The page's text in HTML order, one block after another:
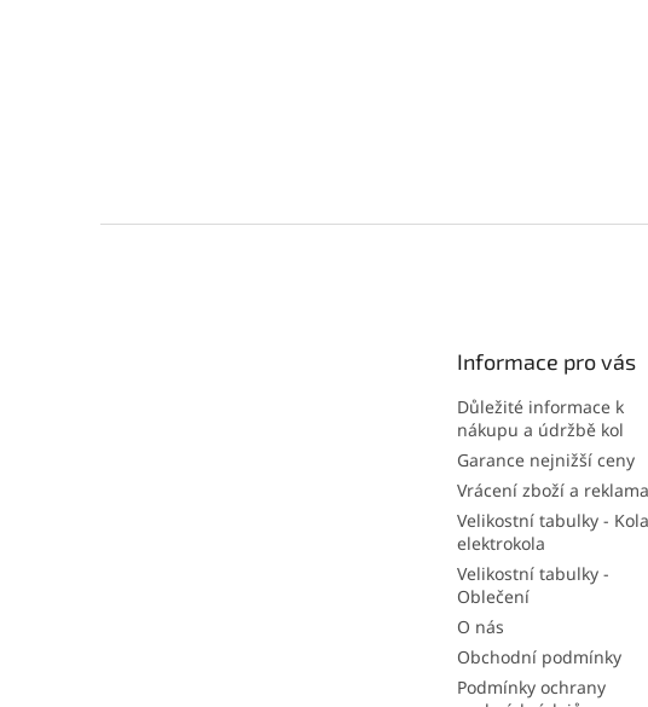
Informace pro vás
Důležité informace k
nákupu a údržbě kol
Garance nejnižší ceny
Vrácení zboží a
Velikostní tabulky -
elektrokola
Velikostní tabulky -
Oblečení
O nás
Obchodní podmínky
Podmínky ochrany